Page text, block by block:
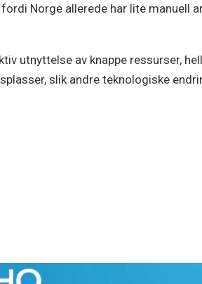
Norge allerede har lite manuell
utnyttelse av knappe ressurser,
slik andre teknologiske